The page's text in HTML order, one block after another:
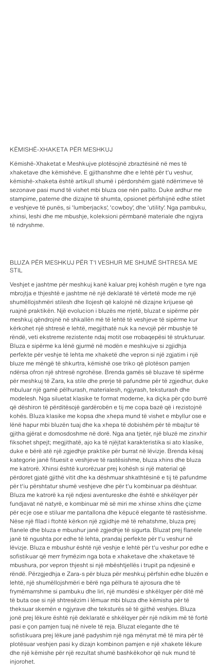
KËMISHË-XHAKETA PËR MESHKUJ
Këmishë-Xhaketat e Meshkujve plotësojnë zbraztësinë në mes të
xhaketave dhe këmishëve. E gjithanshme dhe e lehtë për t'u veshur,
këmishë-xhaketa është artikull shumë i përdorshëm gjatë ndërrimeve të
sezonave pasi mund të vishet mbi bluza ose nën pallto. Duke ardhur me
stampime, paterne dhe dizajne të shumta, opsionet përfshijnë edhe stilet
e veshjeve të punës, si 'lumberjacks', 'cowboy', dhe 'utility'. Nga pambuku,
xhinsi, leshi dhe me mbushje, koleksioni përmbanë materiale dhe ngjyra
të ndryshme.
BLUZA PËR MESHKUJ PËR T'I VESHUR ME SHUMË SHTRESA ME
STIL
Veshjet e jashtme për meshkuj kanë kaluar prej kohësh rrugën e tyre nga
mbrojtja e thjeshtë e jashtme në një deklaratë të vërtetë mode me një
shumëllojshmëri stilesh dhe llojesh që kalojnë në dizajne krijuese që
ruajnë praktikën. Një evolucion i bluzës me rrjetë, bluzat e sipërme për
meshkuj qëndrojnë në shkallën më të lehtë të veshjeve të sipërme kur
kërkohet një shtresë e lehtë, megjithatë nuk ka nevojë për mbushje të
rëndë, veti ekstreme rezistente ndaj motit ose rrobaqepësi të strukturuar.
Bluza e sipërme ka lënë gjurmë në modën e meshkujve si zgjidhja
perfekte për veshje të lehta me xhaketë dhe vepron si një zgjatim i një
bluze me mëngë të shkurtra, këmishë ose triko që plotëson pamjen
ndërsa ofron një shtresë ngrohëse. Brenda gamës së bluzave të sipërme
për meshkuj të Zara, ka stile dhe prerje të pafundme për të zgjedhur, duke
mbuluar një gamë pëlhurash, materialesh, ngjyrash, teksturash dhe
modelesh. Nga siluetat klasike te format moderne, ka diçka për çdo burrë
që dëshiron të përditësojë gardërobën e tij me copa bazë që i rezistojnë
kohës. Bluza klasike me kopsa dhe xhepa mund të vishet e mbyllur ose e
lënë hapur mbi bluzën tuaj dhe ka xhepa të dobishëm për të mbajtur të
gjitha gjërat e domosdoshme në dorë. Nga ana tjetër, një bluzë me zinxhir
fiksohet shpejt; megjithatë, ajo ka të njëjtat karakteristika si ato klasike,
duke e bërë atë një zgjedhje praktike për burrat në lëvizje. Brenda kësaj
kategorie janë fituesit e veshjeve të rastësishme, bluza xhins dhe bluza
me katrorë. Xhinsi është kurorëzuar prej kohësh si një material që
përdoret gjatë gjithë vitit dhe ka dëshmuar shkathtësinë e tij të pafundme
për t'iu përshtatur shumë veshjeve dhe për t'u kombinuar pa dështuar.
Bluza me katrorë ka një ndjesi aventureske dhe është e shkëlqyer për
fundjavat në natyrë, e kombinuar më së miri me xhinse xhins dhe çizme
për ecje ose e stiluar me pantallona dhe këpucë elegante të rastësishme.
Nëse një fllad i ftohtë kërkon një zgjidhje më të rehatshme, bluza prej
flanele dhe bluza e mbushur janë zgjedhje të sigurta. Bluzat prej flanele
janë të ngushta por edhe të lehta, prandaj perfekte për t'u veshur në
lëvizje. Bluza e mbushur është një veshje e lehtë për t'u veshur por edhe e
sofistikuar që merr frymëzim nga bota e xhaketave dhe xhaketave të
mbushura, por vepron thjesht si një mbështjellës i trupit pa ndjesinë e
rëndë. Përzgjedhja e Zara-s për bluza për meshkuj përfshin edhe bluzën e
lehtë, një shumëllojshmëri e bërë nga pëlhura të ajrosura dhe të
frymëmarrshme si pambuku dhe liri, një mundësi e shkëlqyer për ditë më
të buta ose si një shtresëzim i lëmuar mbi bluza dhe këmisha për të
theksuar skemën e ngjyrave dhe teksturës së të gjithë veshjes. Bluza
jonë prej lëkure është një deklaratë e shkëlqyer për një ndikim më të fortë
pasi e çon pamjen tuaj në nivele të reja. Bluzat elegante dhe të
sofistikuara prej lëkure janë padyshim një nga mënyrat më të mira për të
plotësuar veshjen pasi ky dizajn kombinon pamjen e një xhakete lëkure
dhe një këmishe për një rezultat shumë bashkëkohor që nuk mund të
injorohet.